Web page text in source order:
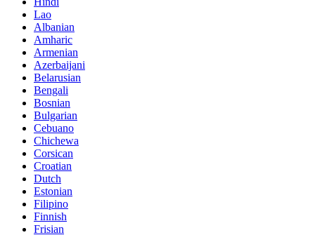
Lao
Albanian
Amharic
Armenian
Azerbaijani
Belarusian
Bengali
Bosnian
Bulgarian
Cebuano
Chichewa
Corsican
Croatian
Dutch
Estonian
Filipino
Finnish
Frisian